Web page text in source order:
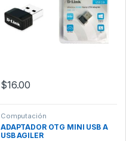
$16.00
Computación
ADAPTADOR OTG MINI USB A
USB AGILER